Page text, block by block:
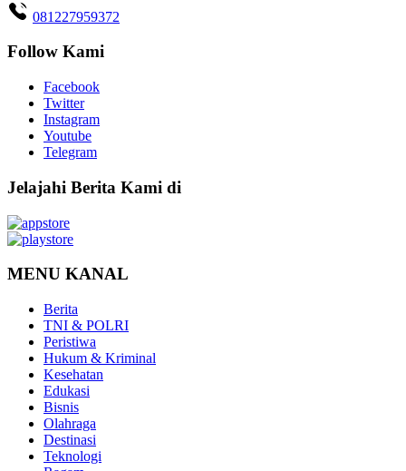
081227959372
Follow Kami
Facebook
Twitter
Instagram
Youtube
Telegram
Jelajahi Berita Kami di
MENU KANAL
Berita
TNI & POLRI
Peristiwa
Hukum & Kriminal
Kesehatan
Edukasi
Bisnis
Olahraga
Destinasi
Teknologi